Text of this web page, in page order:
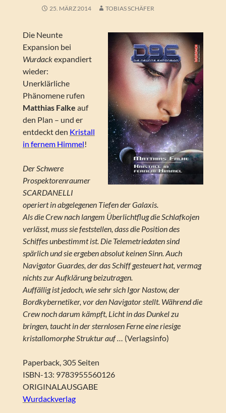
25. MÄRZ 2014 TOBIAS SCHÄFER
Die Neunte
Expansion bei
Wurdackexpandiert
wieder:
Unerklärliche
Phänomene rufen
Matthias Falke auf
den Plan – und er
entdeckt den Kristall
in fernem Himmel!
Der Schwere
Prospektorenraumer
SCARDANELLI
operiert in abgelegenen Tiefen der Galaxis.
Als die Crew nach langem Überlichtflug die Schlafkojen
verlässt, muss sie feststellen, dass die Position des
Schiffes unbestimmt ist. Die Telemetriedaten sind
spärlich und sie ergeben absolut keinen Sinn. Auch
Navigator Guardes, der das Schiff gesteuert hat, vermag
nichts zur Aufklärung beizutragen.
Auffällig ist jedoch, wie sehr sich Igor Nastow, der
Bordkybernetiker, vor den Navigator stellt. Während die
Crew noch darum kämpft, Licht in das Dunkel zu
bringen, taucht in der sternlosen Ferne eine riesige
kristallomorphe Struktur auf … (Verlagsinfo)
Paperback, 305 Seiten
ISBN-13: 9783955560126
ORIGINALAUSGABE
Wurdackverlag